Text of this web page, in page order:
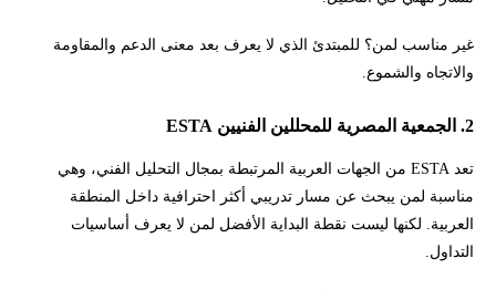
غير مناسب لمن؟ للمبتدئ الذي لا يعرف بعد معنى الدعم والمقاومة
والاتجاه والشموع.
2. الجمعية المصرية للمحللين الفنيين ESTA
تعد ESTA من الجهات العربية المرتبطة بمجال التحليل الفني، وهي
مناسبة لمن يبحث عن مسار تدريبي أكثر احترافية داخل المنطقة
العربية. لكنها ليست نقطة البداية الأفضل لمن لا يعرف أساسيات
التداول.